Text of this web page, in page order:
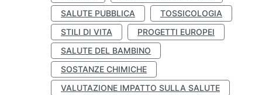
SALUTE PUBBLICA
TOSSICOLOGIA
STILI DI VITA
PROGETTI EUROPEI
SALUTE DEL BAMBINO
SOSTANZE CHIMICHE
VALUTAZIONE IMPATTO SULLA SALUTE